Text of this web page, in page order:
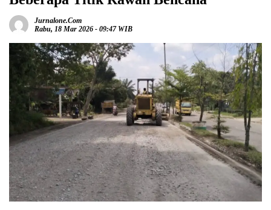
Jurnalone.com
Rabu, 18 Mar 2026 - 09:47 WIB